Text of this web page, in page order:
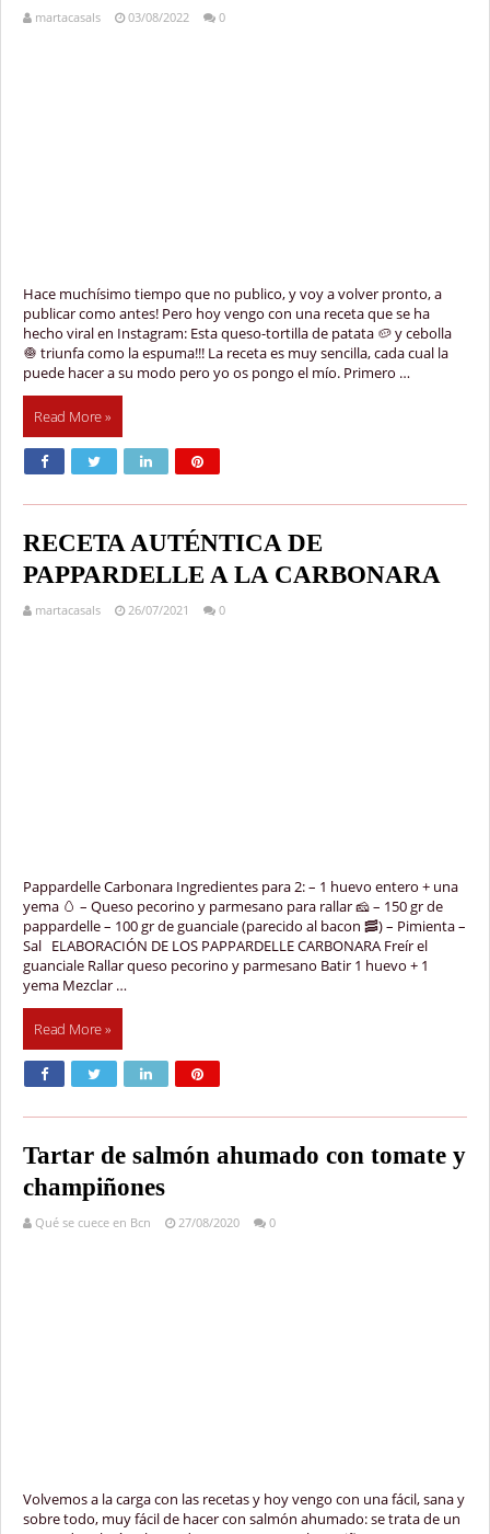
martacasals 03/08/2022 0
Hace muchísimo tiempo que no publico, y voy a volver pronto, a
publicar como antes! Pero hoy vengo con una receta que se ha
hecho viral en Instagram: Esta queso-tortilla de patata 🥔 y cebolla
🧅 triunfa como la espuma!!! La receta es muy sencilla, cada cual la
puede hacer a su modo pero yo os pongo el mío. Primero …
Read More »
RECETA AUTÉNTICA DE
PAPPARDELLE A LA CARBONARA
martacasals 26/07/2021 0
Pappardelle Carbonara Ingredientes para 2: – 1 huevo entero + una
yema 🥚 – Queso pecorino y parmesano para rallar 🧀 – 150 gr de
pappardelle – 100 gr de guanciale (parecido al bacon 🥓) – Pimienta –
Sal ELABORACIÓN DE LOS PAPPARDELLE CARBONARA Freír el
guanciale Rallar queso pecorino y parmesano Batir 1 huevo + 1
yema Mezclar …
Read More »
Tartar de salmón ahumado con tomate y
champiñones
Qué se cuece en Bcn 27/08/2020 0
Volvemos a la carga con las recetas y hoy vengo con una fácil, sana y
sobre todo, muy fácil de hacer con salmón ahumado: se trata de un